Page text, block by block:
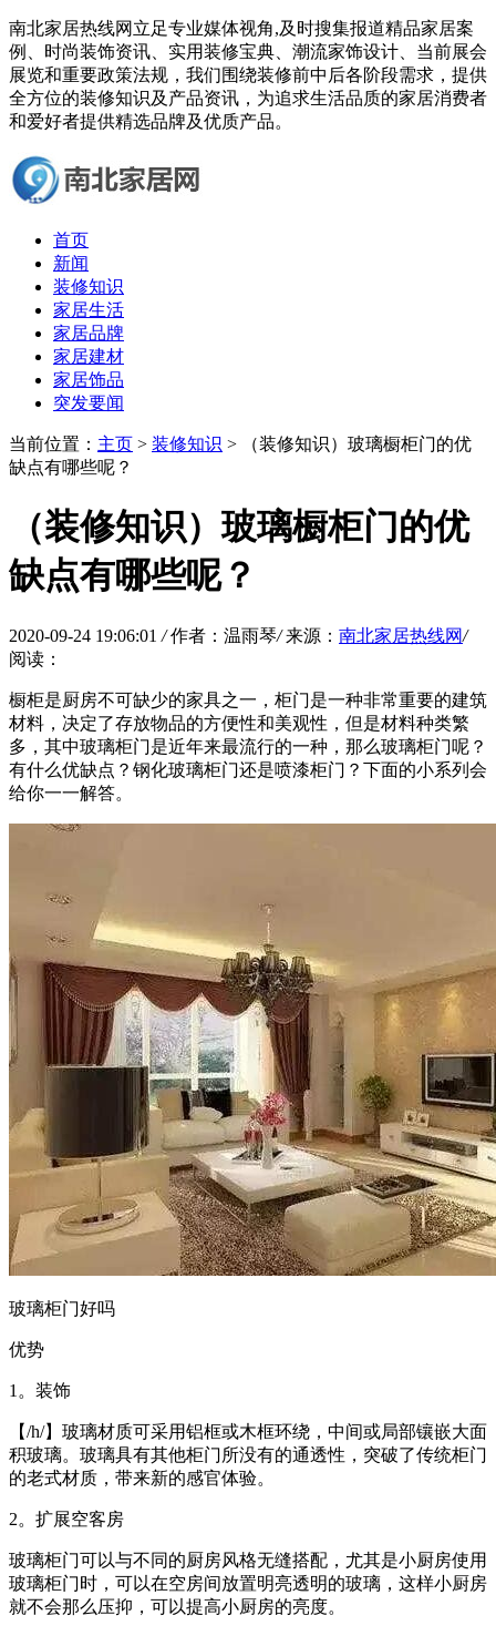
南北家居热线网立足专业媒体视角,及时搜集报道精品家居案
例、时尚装饰资讯、实用装修宝典、潮流家饰设计、当前展会
展览和重要政策法规，我们围绕装修前中后各阶段需求，提供
全方位的装修知识及产品资讯，为追求生活品质的家居消费者
和爱好者提供精选品牌及优质产品。
首页
新闻
装修知识
家居生活
家居品牌
家居建材
家居饰品
突发要闻
当前位置： 主页 > 装修知识 > （装修知识）玻璃橱柜门的优
缺点有哪些呢？
（装修知识）玻璃橱柜门的优
缺点有哪些呢？
2020-09-24 19:06:01 / 作者：温雨琴/ 来源： 南北家居热线网/
阅读：
橱柜是厨房不可缺少的家具之一，柜门是一种非常重要的建筑
材料，决定了存放物品的方便性和美观性，但是材料种类繁
多，其中玻璃柜门是近年来最流行的一种，那么玻璃柜门呢？
有什么优缺点？钢化玻璃柜门还是喷漆柜门？下面的小系列会
给你一一解答。
玻璃柜门好吗
优势
1。装饰
【/h/】玻璃材质可采用铝框或木框环绕，中间或局部镶嵌大面
积玻璃。玻璃具有其他柜门所没有的通透性，突破了传统柜门
的老式材质，带来新的感官体验。
2。扩展空客房
玻璃柜门可以与不同的厨房风格无缝搭配，尤其是小厨房使用
玻璃柜门时，可以在空房间放置明亮透明的玻璃，这样小厨房
就不会那么压抑，可以提高小厨房的亮度。